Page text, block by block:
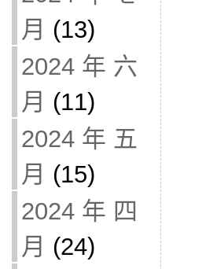
月 (13)
2024 年 六
月 (11)
2024 年 五
月 (15)
2024 年 四
月 (24)